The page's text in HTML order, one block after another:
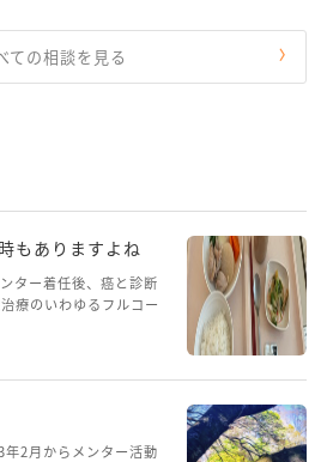
なり、「人生全部を一気に決め
期ですが、まずは自分が壊れ
かったことと、いわいわさん
全く別です。
は驚くほど自然に笑えるよう
ての相談を見る
もありますよね
ター着任後、癌と診断
療のいわゆるフルコー
ターカフェに来られて
、気力も落ちパソコン
2月からメンター活動